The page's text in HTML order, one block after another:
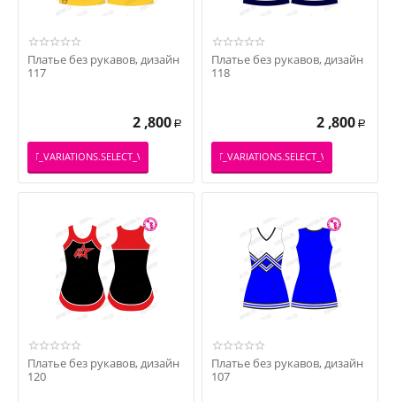
Платье без рукавов, дизайн
117
2 ,800 Р
Платье без рукавов, дизайн
118
2 ,800 Р
_PRODUCT_VARIATIONS.SELECT_VARIATION
Платье без рукавов, дизайн
120
Платье без рукавов, дизайн
107